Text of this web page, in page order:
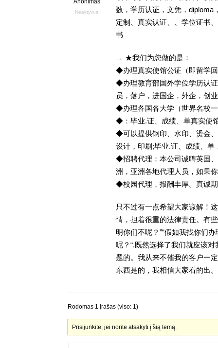
Anonimas
Neaktyvus
数，学历认证，文凭，diploma
定制、真实认证、、学位证书
书
→ ★我们为您做的是：
◆办理真实使馆公证（即留学
◆办理教育部国外学位学历认
员，落户，进国企，外企，
◆办理各国各大学（世界名校
◆：毕业.证、成绩、单真实使
◆可以提供钢印、水印、烫金
设计，印刷;毕业.证、成绩、
◆招聘代理：本公司诚聘英国
洲，亚洲各地代理人员，如果
◆校园代理，报酬丰厚。真诚
只不过有一点希望大家谅解！
情，担着很重的法律责任。有
明你们不呢？”“假如我找你们
呢？“.既然选择了我们就应该
题的。我从来不催我的客户一
东西是的，我相信大家看的出
Rodomas 1 įrašas (viso: 1)
Prisijunkite, jei norite atsakyti į šią temą.